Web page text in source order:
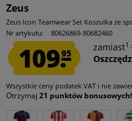
Zeus
Zeus Icon Teamwear Set Koszulka ze
Nr artykułu:
80626869-80682460
109.95
zamiast1
Wszystkie ceny podatek VAT i nie
Otrzymaj 21 punktów bonusowych!